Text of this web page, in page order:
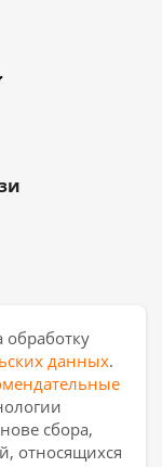
2, склад
обработку
данных.
сбора,
относящихся